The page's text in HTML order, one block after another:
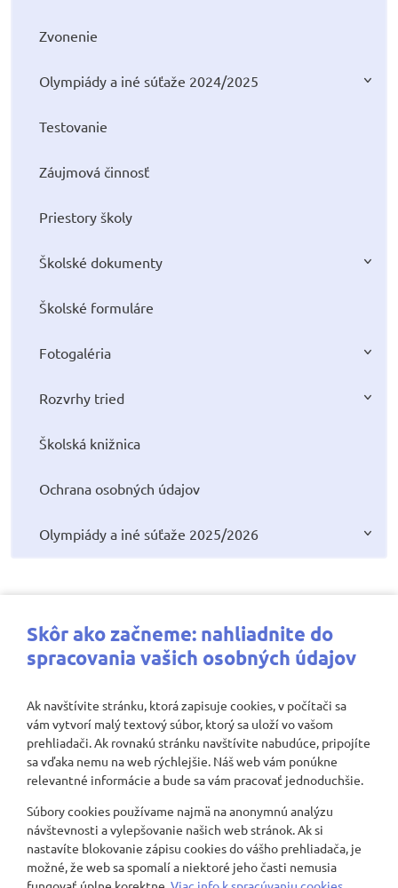
Zvonenie
Olympiády a iné súťaže 2024/2025
Testovanie
Záujmová činnosť
Priestory školy
Školské dokumenty
Školské formuláre
Fotogaléria
Rozvrhy tried
Školská knižnica
Ochrana osobných údajov
Olympiády a iné súťaže 2025/2026
Najbližšie aktivity
Nenašli sa žiadne záznamy
Zobraziť viac
Skôr ako začneme: nahliadnite do
spracovania vašich osobných údajov
Ak navštívite stránku, ktorá zapisuje cookies, v počítači sa
vám vytvorí malý textový súbor, ktorý sa uloží vo vašom
prehliadači. Ak rovnakú stránku navštívite nabudúce, pripojíte
sa vďaka nemu na web rýchlejšie. Náš web vám ponúkne
relevantné informácie a bude sa vám pracovať jednoduchšie.
Súbory cookies používame najmä na anonymnú analýzu
návštevnosti a vylepšovanie našich web stránok. Ak si
nastavíte blokovanie zápisu cookies do vášho prehliadača, je
možné, že web sa spomalí a niektoré jeho časti nemusia